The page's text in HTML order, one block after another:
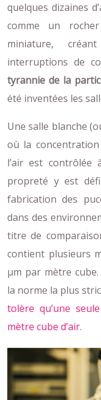
quelques dizaines
comme un
miniature,
interruptions de
tyrannie de la
été inventées les
Une salle blanche
où la
l’air est contrôlée
propreté y est
fabrication des
dans des
titre de
contient plusieurs
µm par mètre
la norme la plus
tolère qu’une
mètre cube d’air.